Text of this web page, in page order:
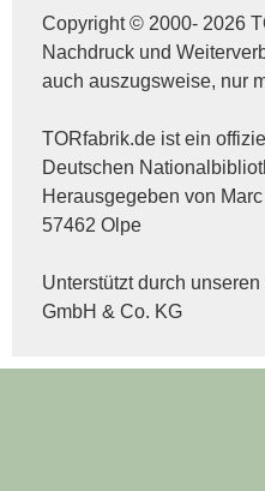
Copyright © 2000- 2026
Nachdruck und
auch auszugsweise, nur
TORfabrik.de ist ein
Deutschen
Herausgegeben von
57462 Olpe
Unterstützt durch
GmbH & Co. KG